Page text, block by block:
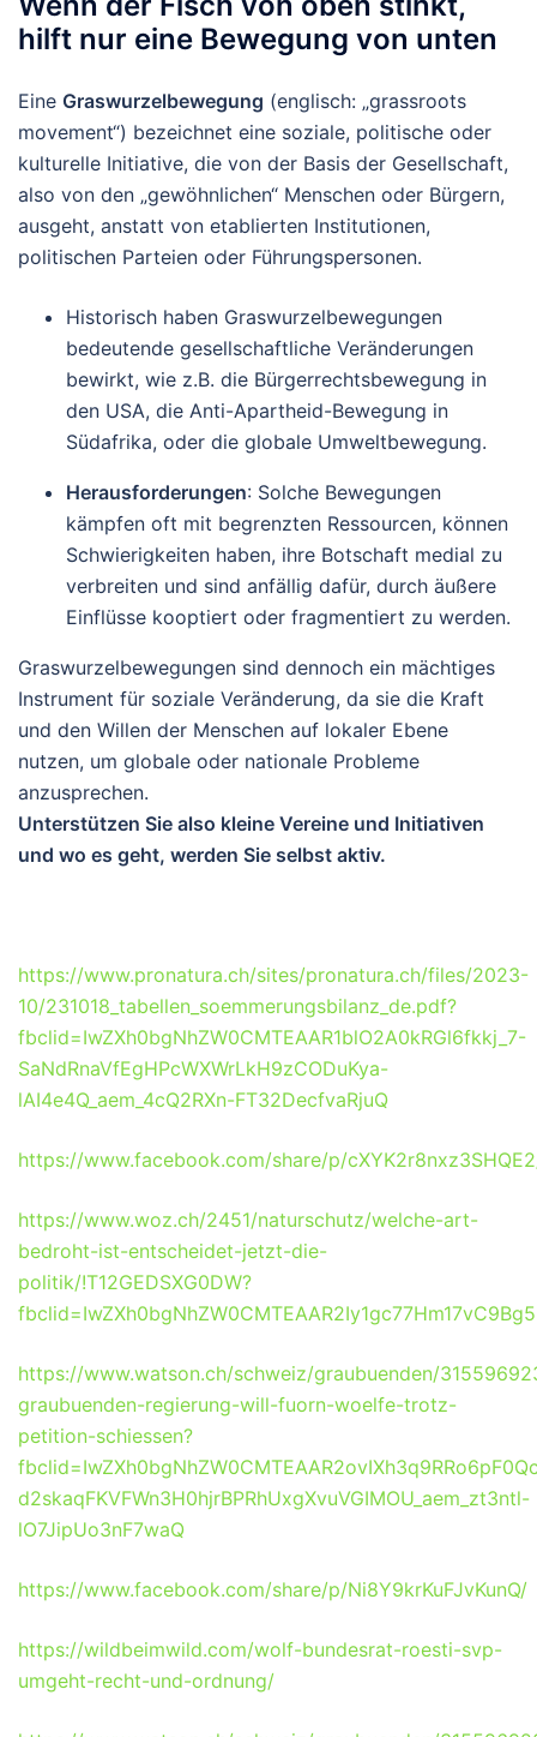
hilft nur eine Bewegung von unten
Eine Graswurzelbewegung (englisch: „grassroots
movement“) bezeichnet eine soziale, politische oder
kulturelle Initiative, die von der Basis der Gesellschaft,
also von den „gewöhnlichen“ Menschen oder Bürgern,
ausgeht, anstatt von etablierten Institutionen,
politischen Parteien oder Führungspersonen.
Historisch haben Graswurzelbewegungen
bedeutende gesellschaftliche Veränderungen
bewirkt, wie z.B. die Bürgerrechtsbewegung in
den USA, die Anti-Apartheid-Bewegung in
Südafrika, oder die globale Umweltbewegung.
Herausforderungen: Solche Bewegungen
kämpfen oft mit begrenzten Ressourcen, können
Schwierigkeiten haben, ihre Botschaft medial zu
verbreiten und sind anfällig dafür, durch äußere
Einflüsse kooptiert oder fragmentiert zu werden.
Graswurzelbewegungen sind dennoch ein mächtiges
Instrument für soziale Veränderung, da sie die Kraft
und den Willen der Menschen auf lokaler Ebene
nutzen, um globale oder nationale Probleme
anzusprechen.
Unterstützen Sie also kleine Vereine und Initiativen
und wo es geht, werden Sie selbst aktiv.
https://www.pronatura.ch/sites/pronatura.ch/files/2023-
10/231018_tabellen_soemmerungsbilanz_de.pdf?
fbclid=IwZXh0bgNhZW0CMTEAAR1blO2A0kRGl6fkkj_7-
SaNdRnaVfEgHPcWXWrLkH9zCODuKya-
lAI4e4Q_aem_4cQ2RXn-FT32DecfvaRjuQ
https://www.facebook.com/share/p/
https://www.woz.ch/2451/naturschutz/welche-art-
bedroht-ist-entscheidet-jetzt-die-
politik/!T12GEDSXG0DW?
https://www.watson.ch/schweiz/graubuenden/
graubuenden-regierung-will-fuorn-woelfe-trotz-
petition-schiessen?
d2skaqFKVFWn3H0hjrBPRhUxgXvuVGIMOU_aem_zt3ntl-
lO7JipUo3nF7waQ
https://www.facebook.com/share/p/Ni8Y9krKuFJvKunQ/
https://wildbeimwild.com/wolf-bundesrat-roesti-svp-
umgeht-recht-und-ordnung/